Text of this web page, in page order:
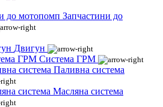
Запчастини до
Двигун
Система ГРМ
Паливна система
Масляна система